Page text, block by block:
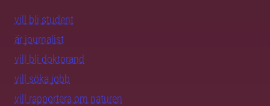
vill bli student
är journalist
vill bli doktorand
vill söka jobb
vill rapportera om naturen